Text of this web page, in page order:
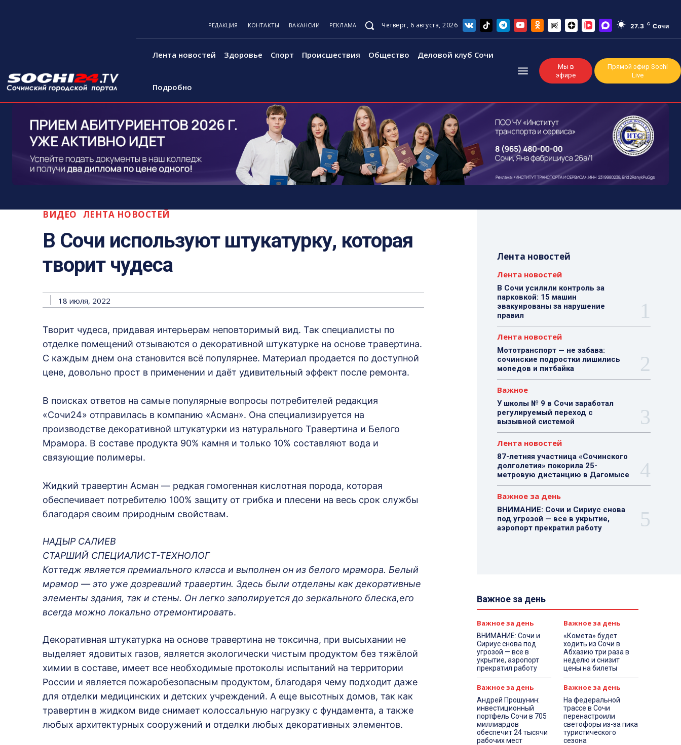
РЕДАКЦИЯ КОНТАКТЫ ВАКАНСИИ РЕКЛАМА Четверг, 6 августа, 2026 27.3 C Сочи
Лента новостей Здоровье Спорт Происшествия Общество Деловой клуб Сочи
Подробно
Мы в
эфире
Прямой эфир Sochi
Live
ВИДЕО ЛЕНТА НОВОСТЕЙ
В Сочи используют штукатурку, которая
творит чудеса
18 июля, 2022
Творит чудеса, придавая интерьерам неповторимый вид. Так специалисты по
отделке помещений отзываются о декоративной штукатурке на основе травертина.
С каждым днем она становится всё популярнее. Материал продается по доступной
цене, довольно прост в применении и даёт удивительный эффект после ремонта.
В поисках ответов на самые популярные вопросы потребителей редакция
«Сочи24» отправилась в компанию «Асман». Она специализируется на
производстве декоративной штукатурки из натурального Травертина и Белого
Мрамора. В составе продукта 90% камня и только 10% составляют вода и
связующие полимеры.
Жидкий травертин Асман — редкая гомогенная кислотная порода, которая
обеспечивает потребителю 100% защиту от грибка и плесени на весь срок службы
благодаря своим природным свойствам.
НАДЫР САЛИЕВ
СТАРШИЙ СПЕЦИАЛИСТ-ТЕХНОЛОГ
Коттедж является премиального класса и выполнен он из белого мрамора. Белый
мрамор — это уже дозревший травертин. Здесь были отделаны как декоративные
элементы здания, так и стены. Он легко заполируется до зеркального блеска,его
всегда можно локально отремонтировать.
Декоративная штукатурка на основе травертина не токсична, при высыхании не
выделяет ядовитых газов, является экологически чистым продуктом без тяжёлой
химии в составе, имеет все необходимые протоколы испытаний на территории
России и является пожаробезопасным продуктом, благодаря чему подходит даже
для отделки медицинских и детских учреждений. А еще высотных домов, так как
травертин в жидком виде снимает колоссальную нагрузку с фундамента, а также
любых архитектурных сооружений и отделки любых декоративных элементов.
Лента новостей
Лента новостей
В Сочи усилили контроль за
парковкой: 15 машин
эвакуированы за нарушение
правил
Лента новостей
Мототранспорт — не забава:
сочинские подростки лишились
мопедов и питбайка
Важное
У школы № 9 в Сочи заработал
регулируемый переход с
вызывной системой
Лента новостей
87-летняя участница «Сочинского
долголетия» покорила 25-
метровую дистанцию в Дагомысе
Важное за день
ВНИМАНИЕ: Сочи и Сириус снова
под угрозой — все в укрытие,
аэропорт прекратил работу
Важное за день
Важное за день
ВНИМАНИЕ: Сочи и
Сириус снова под
угрозой — все в
укрытие, аэропорт
прекратил работу
Важное за день
«Комета» будет
ходить из Сочи в
Абхазию три раза в
неделю и снизит
цены на билеты
Важное за день
Андрей Прошунин:
инвестиционный
портфель Сочи в 705
миллиардов
обеспечит 24 тысячи
рабочих мест
Важное за день
На федеральной
трассе в Сочи
перенастроили
светофоры из-за пика
туристического
сезона